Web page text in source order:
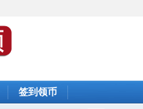
签到领币